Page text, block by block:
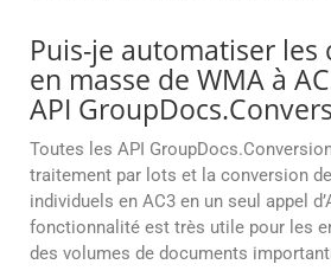
Puis-je automatiser les
en masse de WMA à
API
Toutes les API
traitement par lots et la conversion
individuels en AC3 en un seul appel
fonctionnalité est très utile pour les
des volumes de documents